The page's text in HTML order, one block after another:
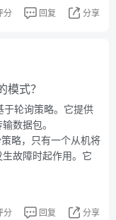
分 回复 分享
式？
轮询策略。它提供
数据包。
略，只有一个从机将
故障时起作用。它
分 回复 分享